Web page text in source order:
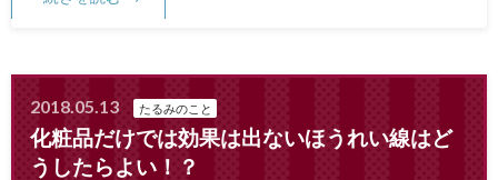
2018.05.13 たるみのこと
化粧品だけでは効果は出ないほうれい線はど
うしたらよい！？